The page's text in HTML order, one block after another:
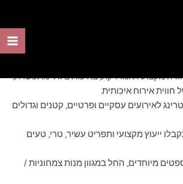
עסקיים
או אירוע חברה? כנס מקצועי? השקה?
מקצועית ומדויקת, באיכות בלתי מתפשרת,
אירוח איכותית.
לאירועים עסקיים ופרטיים, קטנים וגדולים
ייעוץ מקצועי ותפריט עשיר, טרי, טעים
מיוחדים, החל במגוון מנות צמחוניות /